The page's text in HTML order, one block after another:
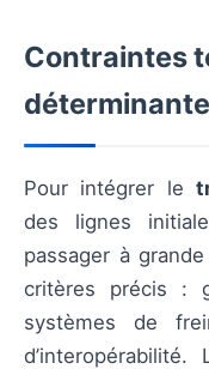
Contraintes
Pour intégrer le
des lignes
passager à
critères précis :
systèmes de